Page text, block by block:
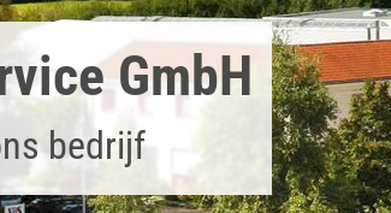
GmbH
bedrijf